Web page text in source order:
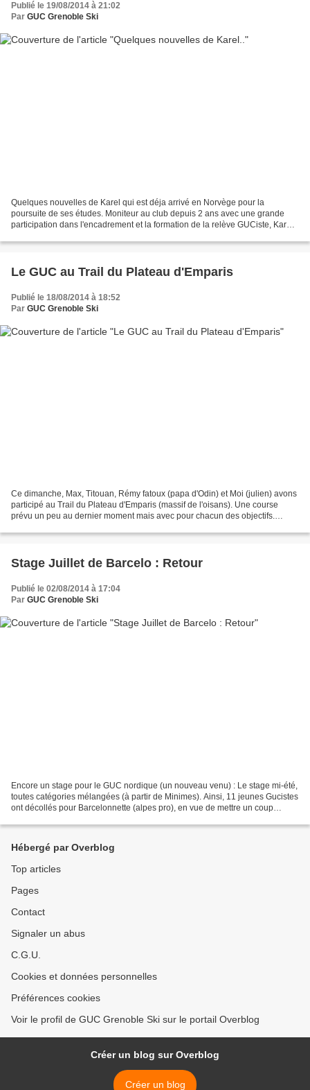
Publié le 19/08/2014 à 21:02
Par GUC Grenoble Ski
Quelques nouvelles de Karel qui est déja arrivé en Norvège pour la
poursuite de ses études. Moniteur au club depuis 2 ans avec une grande
participation dans l'encadrement et la formation de la relève GUCiste, Karel
Le GUC au Trail du Plateau d'Emparis
Publié le 18/08/2014 à 18:52
Par GUC Grenoble Ski
Ce dimanche, Max, Titouan, Rémy fatoux (papa d'Odin) et Moi (julien) avons
participé au Trail du Plateau d'Emparis (massif de l'oisans). Une course
prévu un peu au dernier moment mais avec pour chacun des objectifs.
Stage Juillet de Barcelo : Retour
Publié le 02/08/2014 à 17:04
Par GUC Grenoble Ski
Encore un stage pour le GUC nordique (un nouveau venu) : Le stage mi-été,
toutes catégories mélangées (à partir de Minimes). Ainsi, 11 jeunes Gucistes
ont décollés pour Barcelonnette (alpes pro), en vue de mettre un coup
Hébergé par Overblog
Top articles
Pages
Contact
Signaler un abus
C.G.U.
Cookies et données personnelles
Préférences cookies
Voir le profil de GUC Grenoble Ski sur le portail Overblog
Créer un blog sur Overblog
Créer un blog